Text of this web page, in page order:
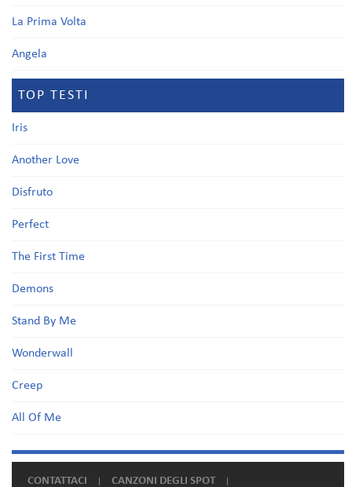
La Prima Volta
Angela
TOP TESTI
Iris
Another Love
Disfruto
Perfect
The First Time
Demons
Stand By Me
Wonderwall
Creep
All Of Me
CONTATTACI CANZONI DEGLI SPOT